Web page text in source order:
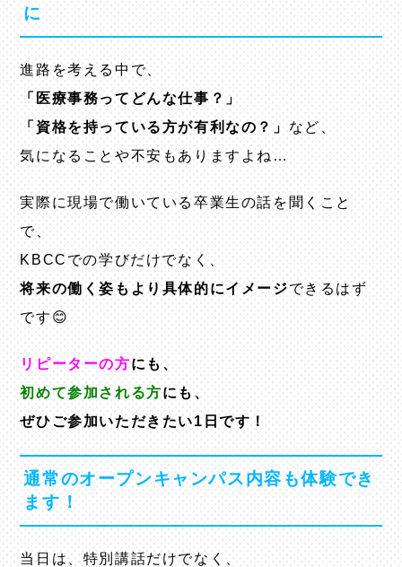
に
進路を考える中で、
「医療事務ってどんな仕事？」
「資格を持っている方が有利なの？」 など、
気になることや不安もありますよね…
実際に現場で働いている卒業生の話を聞くこと
で、
KBCCでの学びだけでなく、
将来の働く姿もより具体的にイメージできるはず
です😊
リピーターの方にも、
初めて参加される方にも、
ぜひご参加いただきたい1日です！
通常のオープンキャンパス内容も体験でき
ます！
当日は、特別講話だけでなく、